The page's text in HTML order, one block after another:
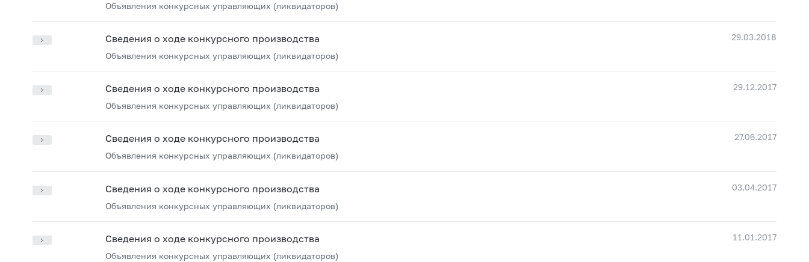
Объявления конкурсных управляющих (ликвидаторов)
29.03.2018
Сведения о ходе конкурсного производства
Объявления конкурсных управляющих (ликвидаторов)
29.12.2017
Сведения о ходе конкурсного производства
Объявления конкурсных управляющих (ликвидаторов)
27.06.2017
Сведения о ходе конкурсного производства
Объявления конкурсных управляющих (ликвидаторов)
03.04.2017
Сведения о ходе конкурсного производства
Объявления конкурсных управляющих (ликвидаторов)
11.01.2017
Сведения о ходе конкурсного производства
Объявления конкурсных управляющих (ликвидаторов)